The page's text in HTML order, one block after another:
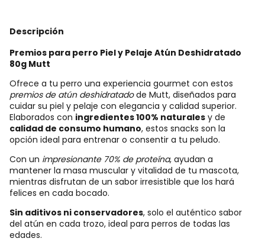
Descripción
Premios para perro Piel y Pelaje Atún Deshidratado
80g Mutt
Ofrece a tu perro una experiencia gourmet con estos
premios de atún deshidratadode Mutt, diseñados para
cuidar su piel y pelaje con elegancia y calidad superior.
Elaborados con ingredientes 100% naturales y de
calidad de consumo humano, estos snacks son la
opción ideal para entrenar o consentir a tu peludo.
Con un impresionante 70% de proteína, ayudan a
mantener la masa muscular y vitalidad de tu mascota,
mientras disfrutan de un sabor irresistible que los hará
felices en cada bocado.
Sin aditivos ni conservadores, solo el auténtico sabor
del atún en cada trozo, ideal para perros de todas las
edades.